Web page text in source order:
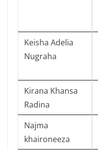
Keisha Adelia
Nugraha
Kirana Khansa
Radina
Najma
khaironeeza